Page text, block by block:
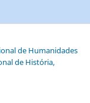
de Humanidades
de História,